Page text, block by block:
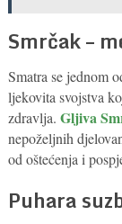
Smrčak –
Smatra se jednom
ljekovita svojstva
zdravlja. Gljiva
nepoželjnih
od oštećenja i
Puhara